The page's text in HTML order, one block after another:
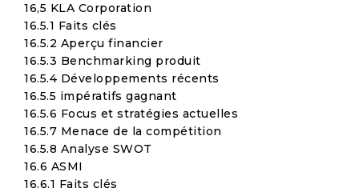
16,5 KLA Corporation
16.5.1 Faits clés
16.5.2 Aperçu financier
16.5.3 Benchmarking produit
16.5.4 Développements récents
16.5.5 impératifs gagnant
16.5.6 Focus et stratégies actuelles
16.5.7 Menace de la compétition
16.5.8 Analyse SWOT
16.6 ASMI
16.6.1 Faits clés